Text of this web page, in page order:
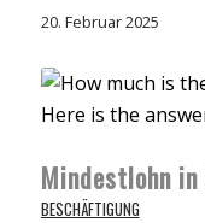
20. Februar 2025
Mindestlohn
BESCHÄFTIGUNG